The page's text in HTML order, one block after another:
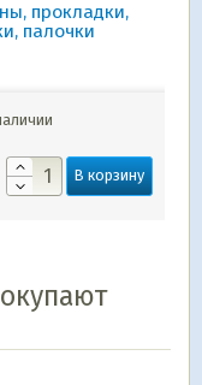
прокладки,
палочки
В корзину